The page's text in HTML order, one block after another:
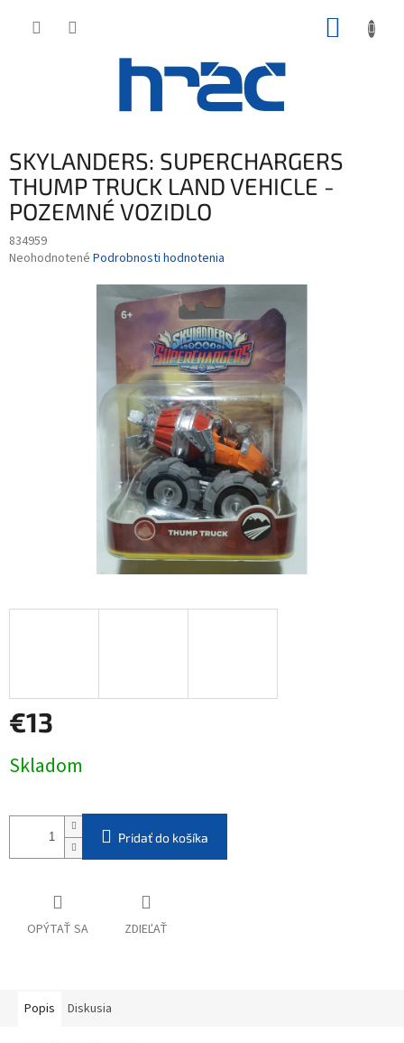
SKYLANDERS: SUPERCHARGERS
THUMP TRUCK LAND VEHICLE -
POZEMNÉ VOZIDLO
834959
Priemerné
Neohodnotené Podrobnosti hodnotenia
€13
cena:
Skladom
Pridať do košíka
OPÝTAŤ SA ZDIEĽAŤ
Popis Diskusia